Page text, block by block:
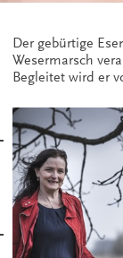
Der gebürtige
Wesermarsch
Begleitet wird er